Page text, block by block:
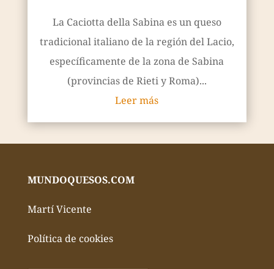
La Caciotta della Sabina es un queso
tradicional italiano de la región del Lacio,
específicamente de la zona de Sabina
(provincias de Rieti y Roma)...
Leer más
MUNDOQUESOS.COM
Martí Vicente
Política de cookies